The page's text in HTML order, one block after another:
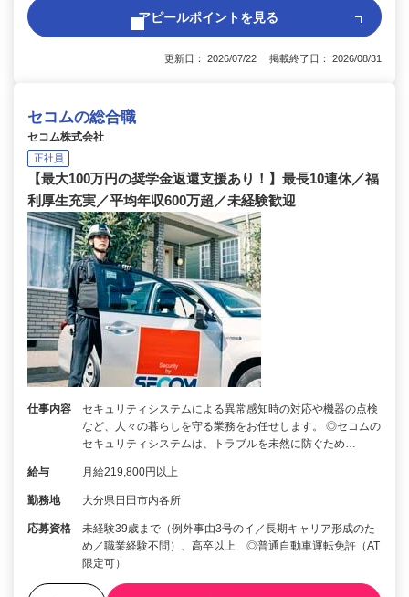
アピールポイントを見る
更新日： 2026/07/22 掲載終了日： 2026/08/31
セコムの総合職
セコム株式会社
正社員
【最大100万円の奨学金返還支援あり！】最長10連休／福
利厚生充実／平均年収600万超／未経験歓迎
仕事内容
セキュリティシステムによる異常感知時の対応や機器の点検
など、人々の暮らしを守る業務をお任せします。 ◎セコムの
セキュリティシステムは、トラブルを未然に防ぐため…
給与 月給219,800円以上
勤務地 大分県日田市内各所
応募資格
未経験39歳まで（例外事由3号のイ／長期キャリア形成のた
め／職業経験不問）、高卒以上 ◎普通自動車運転免許（AT
限定可）